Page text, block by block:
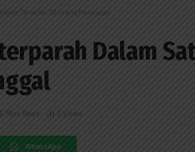
Terakhir, 30 Orang Meninggal
Dalam
6 Mins Read 3 Views
WhatsApp